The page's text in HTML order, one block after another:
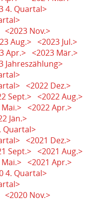
4. Quartal>
<2023 Nov.>
Aug.> <2023 Jul.>
Apr.> <2023 Mär.>
Jahreszählung>
<2022 Dez.>
Sept.> <2022 Aug.>
<2022 Apr.>
Jän.>
Quartal>
<2021 Dez.>
Sept.> <2021 Aug.>
<2021 Apr.>
4. Quartal>
<2020 Nov.>